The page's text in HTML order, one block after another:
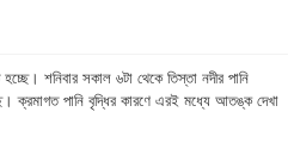
শনিবার সকাল ৬টা থেকে তিস্তা নদীর পানি
ক্রমাগত পানি বৃদ্ধির কারণে এরই মধ্যে আতঙ্ক দেখা